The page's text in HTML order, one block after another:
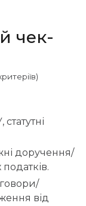
чек-
доручення/
від